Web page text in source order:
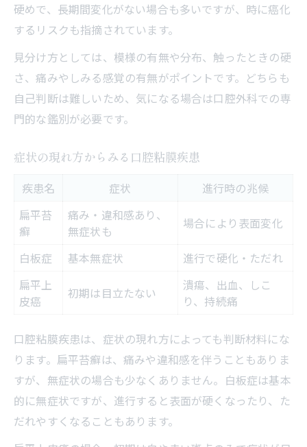
硬めで、長期間変化がない場合も多いですが、時に癌化
するリスクも指摘されています。
見分け方としては、模様の有無や分布、触ったときの硬
さ、痛みやしみる感覚の有無がポイントです。どちらも
自己判断は難しいため、気になる場合は口腔外科での専
門的な鑑別が必要です。
症状の現れ方からみる口腔粘膜疾患
疾患名 症状
進行時の兆候
扁平苔
癬
痛み・違和感あり、
無症状も
場合により表面変化
白板症 基本無症状
進行で硬化・ただれ
扁平上
皮癌
初期は目立たない
潰瘍、出血、しこ
り、持続痛
口腔粘膜疾患は、症状の現れ方によっても判断材料にな
ります。扁平苔癬は、痛みや違和感を伴うこともありま
すが、無症状の場合も少なくありません。白板症は基本
的に無症状ですが、進行すると表面が硬くなったり、た
だれやすくなることもあります。